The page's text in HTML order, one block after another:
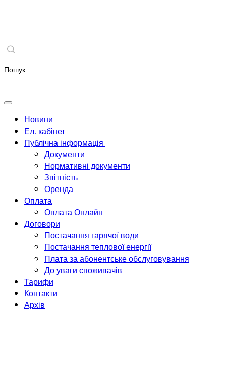
Новини
Ел. кабінет
Публічна інформація
Документи
Нормативні документи
Звітність
Оренда
Оплата
Оплата Онлайн
Договори
Постачання гарячої води
Постачання теплової енергії
Плата за абонентське обслуговування
До уваги споживачів
Тарифи
Контакти
Архів